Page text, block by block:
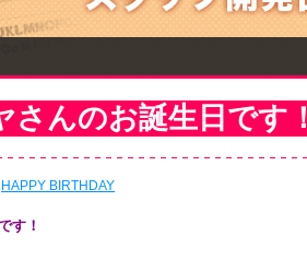
んのお誕生日です！
HAPPY BIRTHDAY
す！